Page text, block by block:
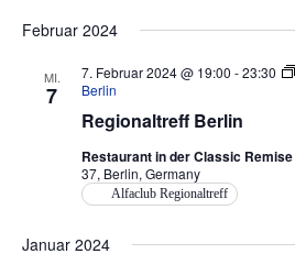
Februar 2024
MI.
7
Regionaltreff Berlin
7. Februar 2024 @ 19:00 -23:30
Berlin
Restaurant in der Classic Remise
37, Berlin, Germany
Alfaclub Regionaltreff
Januar 2024